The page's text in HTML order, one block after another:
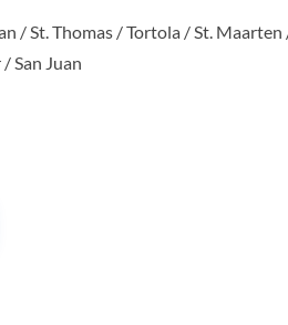
/ St. Thomas / Tortola / St. Maarten
San Juan